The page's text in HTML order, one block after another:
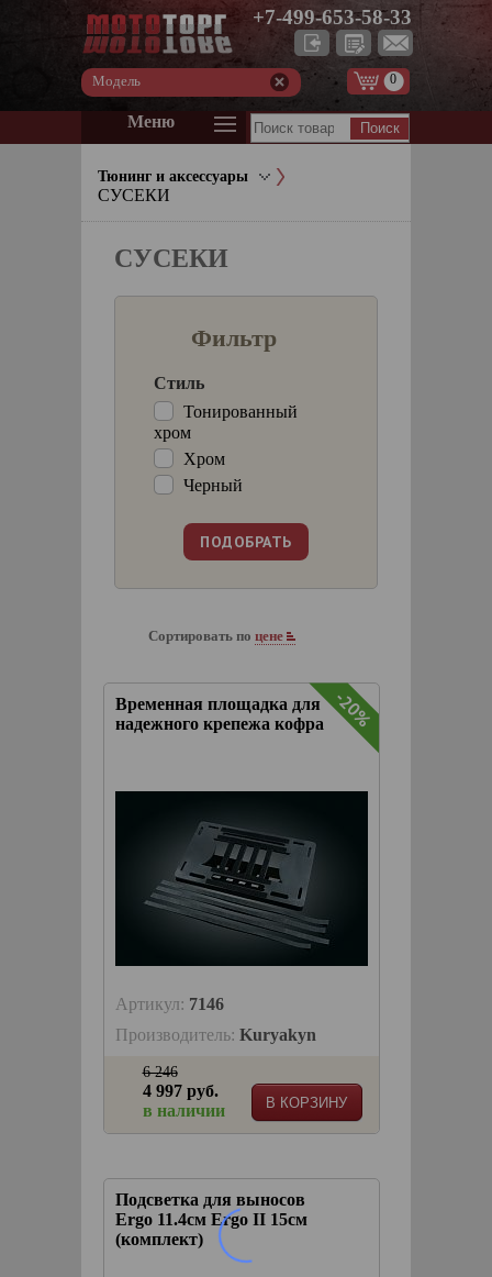
+7-499-653-58-33
Модель 0
Меню
Тюнинг и аксессуары
СУСЕКИ
СУСЕКИ
Фильтр
Стиль
Тонированный
хром
Хром
Черный
Сортировать по цене
Временная площадка для
надежного крепежа кофра -20%
Артикул: 7146
Производитель: Kuryakyn
В КОРЗИНУ
6 246
4 997 руб.
в наличии
Подсветка для выносов
Ergo 11.4см Ergo II 15см
(комплект)